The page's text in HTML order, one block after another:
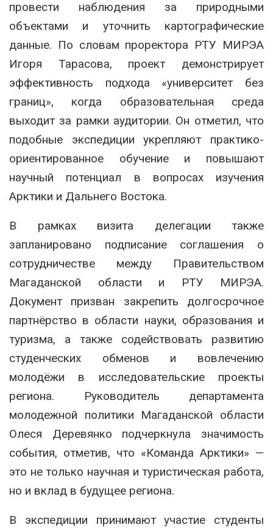
провести наблюдения за природными
объектами и уточнить картографические
данные. По словам проректора РТУ МИРЭА
Игоря Тарасова, проект демонстрирует
эффективность подхода «университет без
границ», когда образовательная среда
выходит за рамки аудитории. Он отметил, что
подобные экспедиции укрепляют практико-
ориентированное обучение и повышают
научный потенциал в вопросах изучения
Арктики и Дальнего Востока.
В рамках визита делегации также
запланировано подписание соглашения о
сотрудничестве между Правительством
Магаданской области и РТУ МИРЭА.
Документ призван закрепить долгосрочное
партнёрство в области науки, образования и
туризма, а также содействовать развитию
студенческих обменов и вовлечению
молодёжи в исследовательские проекты
региона. Руководитель департамента
молодежной политики Магаданской области
Олеся Деревянко подчеркнула значимость
события, отметив, что «Команда Арктики» —
это не только научная и туристическая работа,
но и вклад в будущее региона.
В экспедиции принимают участие студенты